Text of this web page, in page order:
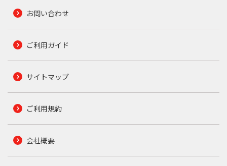
お問い合わせ
ご利用ガイド
サイトマップ
ご利用規約
会社概要